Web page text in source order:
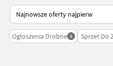
Tak sortuje się na Landwirt.com
Ogłoszenia Drobne x Sprzet Do